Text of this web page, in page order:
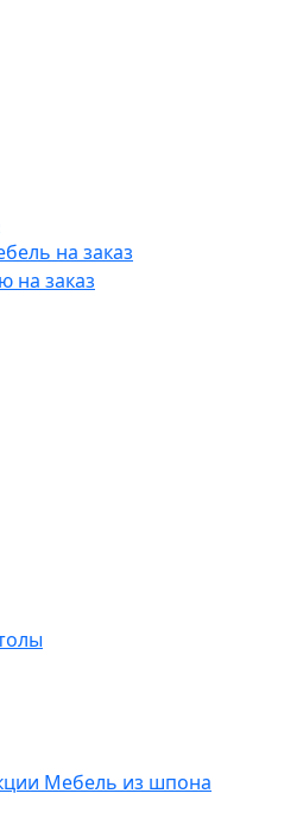
на заказ
на заказ
Мебель из шпона